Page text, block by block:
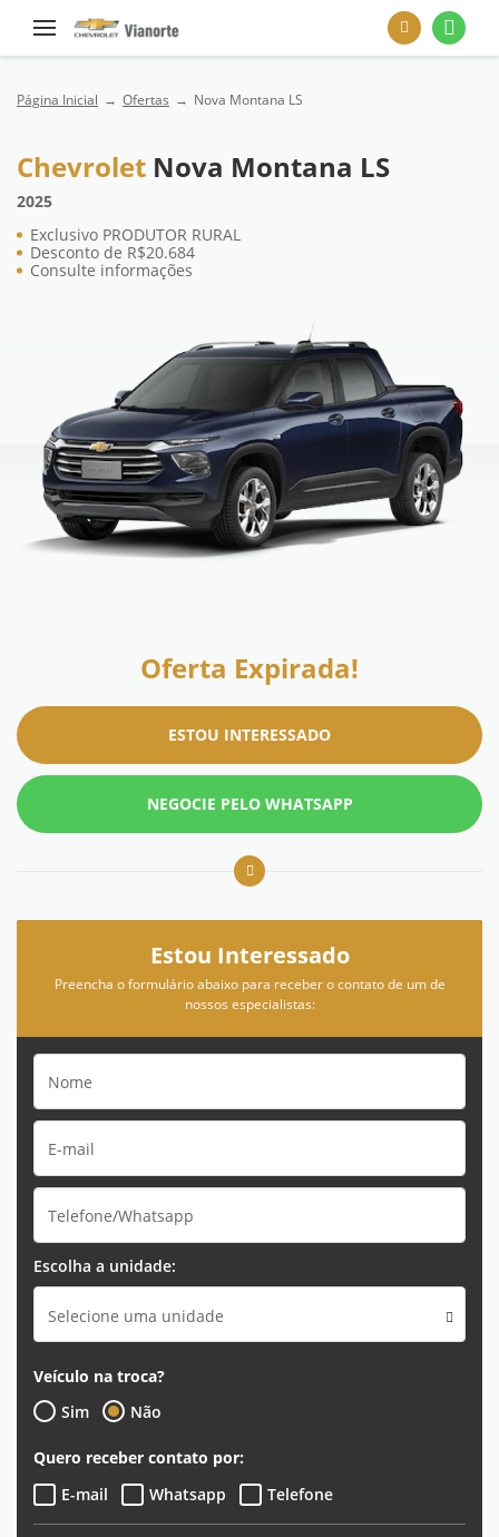
Página Inicial Ofertas Nova Montana LS
Chevrolet Nova Montana LS
2025
Exclusivo PRODUTOR RURAL
Desconto de R$20.684
Consulte informações
Oferta Expirada!
ESTOU INTERESSADO
NEGOCIE PELO WHATSAPP
Estou Interessado
Preencha o formulário abaixo para receber o contato de um de
nossos especialistas:
Escolha a unidade:
Selecione uma unidade
Veículo na troca?
Sim
Não
Quero receber contato por:
E-mail
Whatsapp Telefone